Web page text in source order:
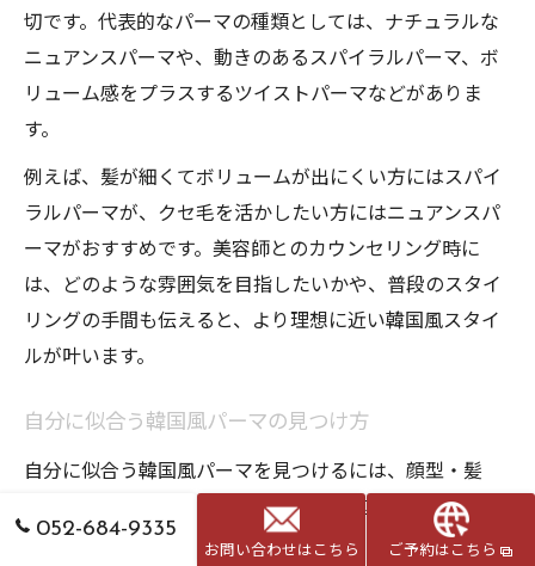
切です。代表的なパーマの種類としては、ナチュラルな
ニュアンスパーマや、動きのあるスパイラルパーマ、ボ
リューム感をプラスするツイストパーマなどがありま
す。
例えば、髪が細くてボリュームが出にくい方にはスパイ
ラルパーマが、クセ毛を活かしたい方にはニュアンスパ
ーマがおすすめです。美容師とのカウンセリング時に
は、どのような雰囲気を目指したいかや、普段のスタイ
リングの手間も伝えると、より理想に近い韓国風スタイ
ルが叶います。
自分に似合う韓国風パーマの見つけ方
自分に似合う韓国風パーマを見つけるには、顔型・髪
質・なりたい印象を明確にすることが重要です。丸顔の
方はトップにボリュームを持たせるパーマ、面長の方は
052-684-9335
お問い合わせはこちら ご予約はこちら